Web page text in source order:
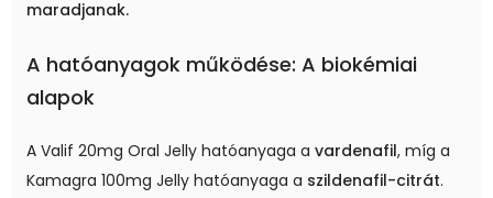
maradjanak.
A hatóanyagok működése: A biokémiai
alapok
A Valif 20mg Oral Jelly hatóanyaga a vardenafil, míg a
Kamagra 100mg Jelly hatóanyaga a szildenafil-citrát.